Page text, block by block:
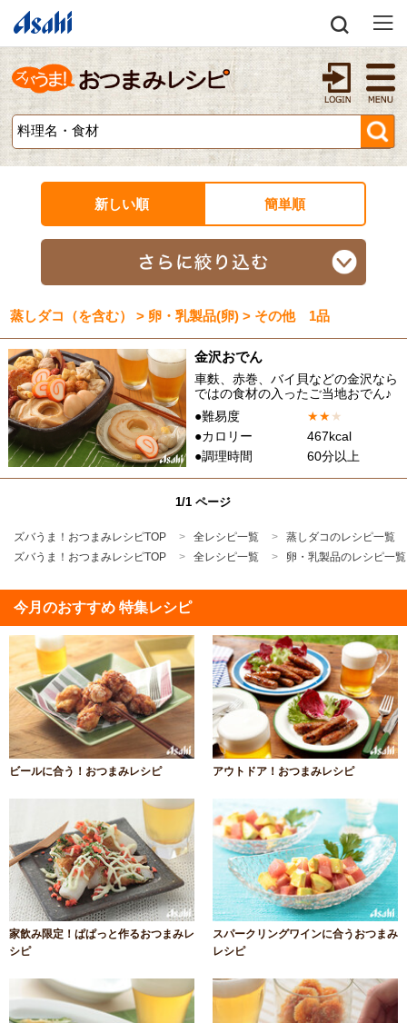
新しい順 簡単順
蒸しダコ（を含む） > 卵・乳製品(卵) > その他 1品
金沢おでん
車麩、赤巻、バイ貝などの金沢なら
ではの食材の入ったご当地おでん♪
●難易度
★★★
●カロリー
467kcal
●調理時間
60分以上
1/1 ページ
ズバうま！おつまみレシピTOP 全レシピ一覧
蒸しダコのレシピ一覧
ズバうま！おつまみレシピTOP
全レシピ一覧 卵・乳製品のレシピ一覧
今月のおすすめ 特集レシピ
ビールに合う！おつまみレシピ アウトドア！おつまみレシピ
家飲み限定！ぱぱっと作るおつまみレ
シピ
スパークリングワインに合うおつまみ
レシピ